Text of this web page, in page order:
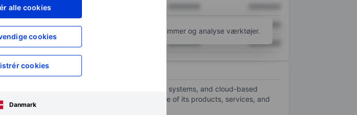
alle cookies
cookies
cookies
Danmark
XXXXXXX
XXXXXXX
XXXXXXX XXXXXXX XXXXXXX
for at få adgang til flere diagrammer og analyse værktøjer.
systems infrastructure, battery storage systems, and cloud-based
generates revenue mainly through the sale of its products, services, and